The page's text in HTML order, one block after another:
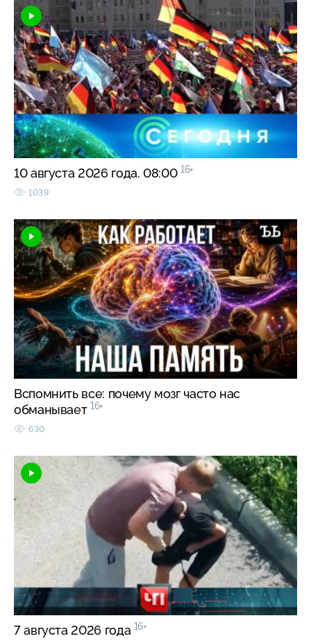
10 августа 2026 года. 08:00 16+
1039
Вспомнить все: почему мозг часто нас
обманывает 16+
630
7 августа 2026 года 16+